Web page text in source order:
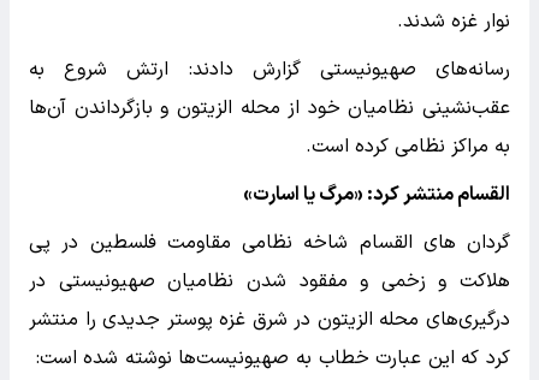
نوار غزه شدند.
رسانه‌های صهیونیستی گزارش دادند: ارتش شروع به
عقب‌نشینی نظامیان خود از محله الزیتون و بازگرداندن آن‌ها
به مراکز نظامی کرده است.
القسام منتشر کرد: «مرگ یا اسارت»
گردان های القسام شاخه نظامی مقاومت فلسطین در پی
هلاکت و زخمی و مفقود شدن نظامیان صهیونیستی در
درگیری‌های محله الزیتون در شرق غزه پوستر جدیدی را منتشر
کرد که این عبارت خطاب به صهیونیست‌ها نوشته شده است: